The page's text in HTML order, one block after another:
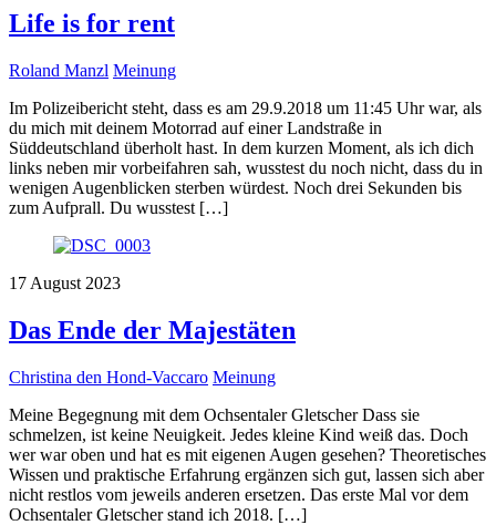
Life is for rent
Roland Manzl Meinung
Im Polizeibericht steht, dass es am 29.9.2018 um 11:45 Uhr war, als
du mich mit deinem Motorrad auf einer Landstraße in
Süddeutschland überholt hast. In dem kurzen Moment, als ich dich
links neben mir vorbeifahren sah, wusstest du noch nicht, dass du in
wenigen Augenblicken sterben würdest. Noch drei Sekunden bis
zum Aufprall. Du wusstest […]
17 August 2023
Das Ende der Majestäten
Christina den Hond-Vaccaro Meinung
Meine Begegnung mit dem Ochsentaler Gletscher Dass sie
schmelzen, ist keine Neuigkeit. Jedes kleine Kind weiß das. Doch
wer war oben und hat es mit eigenen Augen gesehen? Theoretisches
Wissen und praktische Erfahrung ergänzen sich gut, lassen sich aber
nicht restlos vom jeweils anderen ersetzen. Das erste Mal vor dem
Ochsentaler Gletscher stand ich 2018. […]